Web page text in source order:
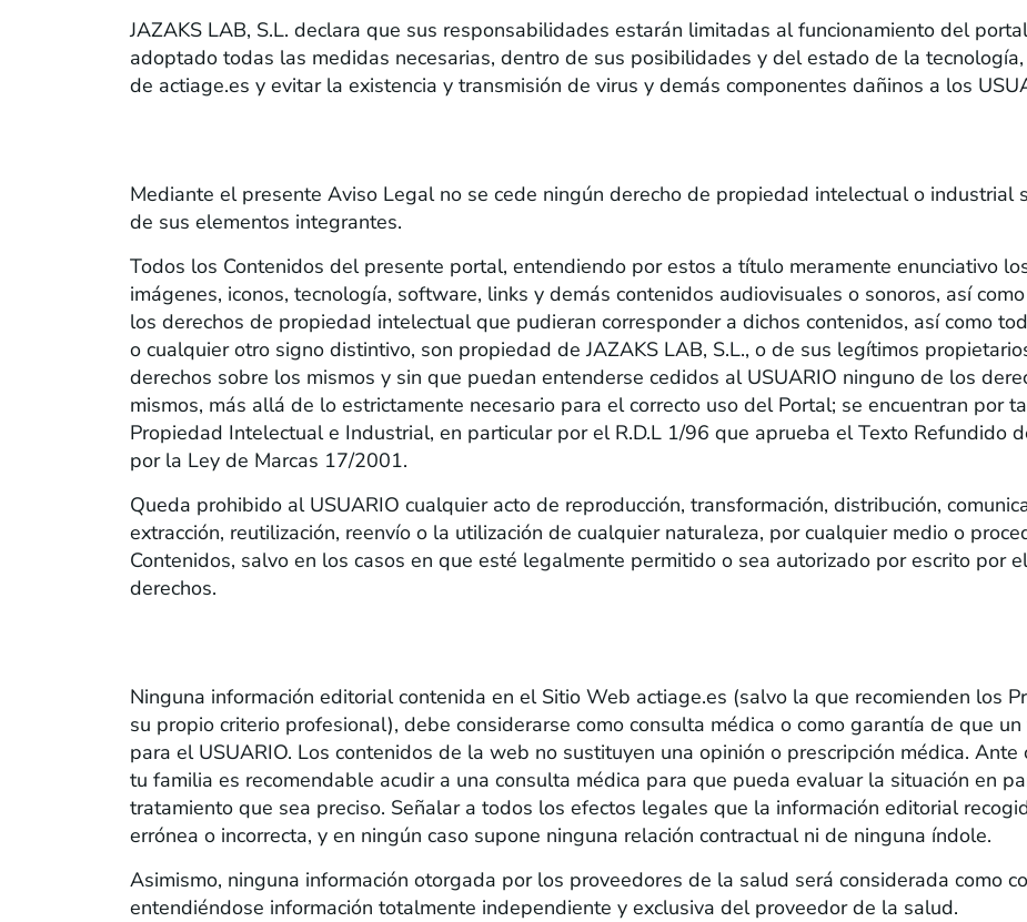
JAZAKS LAB, S.L. declara que sus responsabilidades estarán limitadas al funcionamiento del
adoptado todas las medidas necesarias, dentro de sus posibilidades y del estado de la
de actiage.es y evitar la existencia y transmisión de virus y demás componentes dañinos a los
Mediante el presente Aviso Legal no se cede ningún derecho de propiedad intelectual o industrial
de sus elementos integrantes.
Todos los Contenidos del presente portal, entendiendo por estos a título meramente enunciativo
imágenes, iconos, tecnología, software, links y demás contenidos audiovisuales o sonoros, así
los derechos de propiedad intelectual que pudieran corresponder a dichos contenidos, así como
o cualquier otro signo distintivo, son propiedad de JAZAKS LAB, S.L., o de sus legítimos
derechos sobre los mismos y sin que puedan entenderse cedidos al USUARIO ninguno de los
mismos, más allá de lo estrictamente necesario para el correcto uso del Portal; se encuentran por
Propiedad Intelectual e Industrial, en particular por el R.D.L 1/96 que aprueba el Texto Refundido
por la Ley de Marcas 17/2001.
Queda prohibido al USUARIO cualquier acto de reproducción, transformación, distribución,
extracción, reutilización, reenvío o la utilización de cualquier naturaleza, por cualquier medio o
Contenidos, salvo en los casos en que esté legalmente permitido o sea autorizado por escrito por
derechos.
Ninguna información editorial contenida en el Sitio Web actiage.es (salvo la que recomienden los
su propio criterio profesional), debe considerarse como consulta médica o como garantía de que
para el USUARIO. Los contenidos de la web no sustituyen una opinión o prescripción médica.
tu familia es recomendable acudir a una consulta médica para que pueda evaluar la situación en
tratamiento que sea preciso. Señalar a todos los efectos legales que la información editorial
errónea o incorrecta, y en ningún caso supone ninguna relación contractual ni de ninguna índole.
Asimismo, ninguna información otorgada por los proveedores de la salud será considerada como
entendiéndose información totalmente independiente y exclusiva del proveedor de la salud.